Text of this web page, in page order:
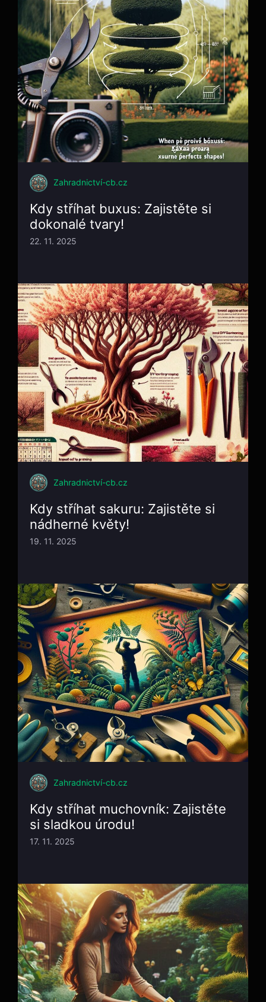
Zahradnictví-cb.cz
Kdy stříhat buxus: Zajistěte si
dokonalé tvary!
22. 11. 2025
Zahradnictví-cb.cz
Kdy stříhat sakuru: Zajistěte si
nádherné květy!
19. 11. 2025
Zahradnictví-cb.cz
Kdy stříhat muchovník: Zajistěte
si sladkou úrodu!
17. 11. 2025